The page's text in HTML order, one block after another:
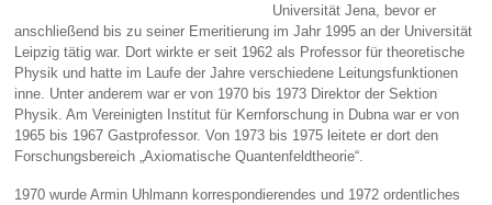
Universität Jena, bevor er
anschließend bis zu seiner Emeritierung im Jahr 1995 an der Universität
Leipzig tätig war. Dort wirkte er seit 1962 als Professor für theoretische
Physik und hatte im Laufe der Jahre verschiedene Leitungsfunktionen
inne. Unter anderem war er von 1970 bis 1973 Direktor der Sektion
Physik. Am Vereinigten Institut für Kernforschung in Dubna war er von
1965 bis 1967 Gastprofessor. Von 1973 bis 1975 leitete er dort den
Forschungsbereich „Axiomatische Quantenfeldtheorie“.
1970 wurde Armin Uhlmann korrespondierendes und 1972 ordentliches